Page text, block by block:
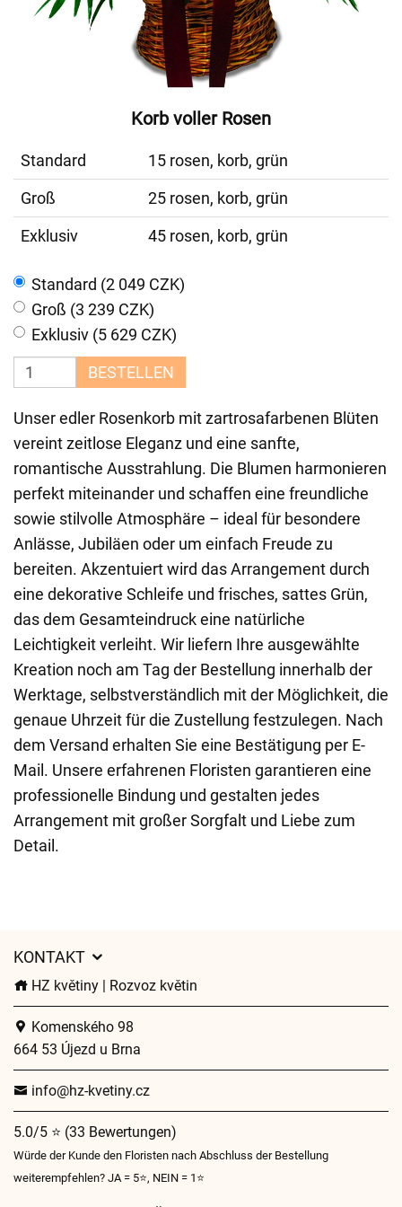
Korb voller Rosen
Standard
15 rosen, korb, grün
Groß
25 rosen, korb, grün
Exklusiv
45 rosen, korb, grün
Standard (2 049 CZK)
Groß (3 239 CZK)
Exklusiv (5 629 CZK)
BESTELLEN
Unser edler Rosenkorb mit zartrosafarbenen Blüten
vereint zeitlose Eleganz und eine sanfte,
romantische Ausstrahlung. Die Blumen harmonieren
perfekt miteinander und schaffen eine freundliche
sowie stilvolle Atmosphäre – ideal für besondere
Anlässe, Jubiläen oder um einfach Freude zu
bereiten. Akzentuiert wird das Arrangement durch
eine dekorative Schleife und frisches, sattes Grün,
das dem Gesamteindruck eine natürliche
Leichtigkeit verleiht. Wir liefern Ihre ausgewählte
Kreation noch am Tag der Bestellung innerhalb der
Werktage, selbstverständlich mit der Möglichkeit, die
genaue Uhrzeit für die Zustellung festzulegen. Nach
dem Versand erhalten Sie eine Bestätigung per E-
Mail. Unsere erfahrenen Floristen garantieren eine
professionelle Bindung und gestalten jedes
Arrangement mit großer Sorgfalt und Liebe zum
Detail.
KONTAKT
HZ květiny | Rozvoz květin
Komenského 98
664 53 Újezd u Brna
info@hz-kvetiny.cz
5.0/5 ⭐ (33 Bewertungen)
Würde der Kunde den Floristen nach Abschluss der Bestellung
weiterempfehlen? JA = 5⭐, NEIN = 1⭐